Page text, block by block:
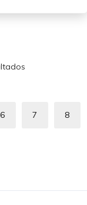
Page
6
Page
7
Page
8